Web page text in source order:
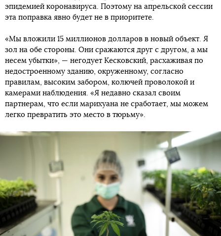
эпидемией коронавируса. Поэтому на апрельской сессии
эта поправка явно будет не в приоритете.
«Мы вложили 15 миллионов долларов в новый объект. Я
зол на обе стороны. Они сражаются друг с другом, а мы
несем убытки», — негодует Кесковский, расхаживая по
недостроенному зданию, окруженному, согласно
правилам, высоким забором, колючей проволокой и
камерами наблюдения. «Я недавно сказал своим
партнерам, что если марихуана не сработает, мы можем
легко превратить это место в тюрьму».